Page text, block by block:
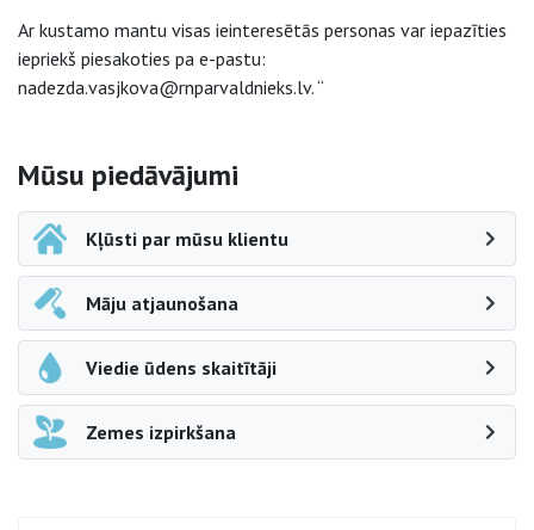
Ar kustamo mantu visas ieinteresētās personas var iepazīties
iepriekš piesakoties pa e-pastu:
nadezda.vasjkova@rnparvaldnieks.lv. “
Sāna navigācija
Mūsu piedāvājumi
Kļūsti par mūsu klientu
Māju atjaunošana
Viedie ūdens skaitītāji
Zemes izpirkšana